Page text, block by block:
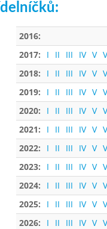
2016:
2017:
I II III IV V
2018:
I II III IV V
2019:
I II III IV V
2020:
I II III IV V
2021:
I II III IV V
2022:
I II III IV V
2023:
I II III IV V
2024:
I II III IV V
2025:
I II III IV V
2026:
I II III IV V